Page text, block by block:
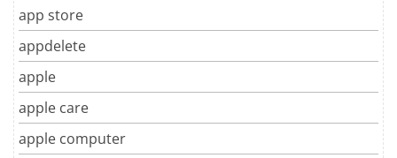
app store
appdelete
apple
apple care
apple computer